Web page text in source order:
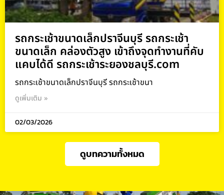
รถกระเช้าขนาดเล็กปราจีนบุรี รถกระเช้า
ขนาดเล็ก คล่องตัวสูง เข้าถึงจุดทำงานที่คับ
แคบได้ดี รถกระเช้าระยองชลบุรี.com
รถกระเช้าขนาดเล็กปราจีนบุรี รถกระเช้าขนา
ดูเพิ่มเติม »
02/03/2026
ดูบทความทั้งหมด